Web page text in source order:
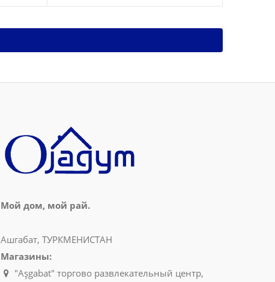
Мой дом, мой рай.
Ашгабат, ТУРКМЕНИСТАН
Магазины:
"Aşgabat" торгово развлекательный центр,